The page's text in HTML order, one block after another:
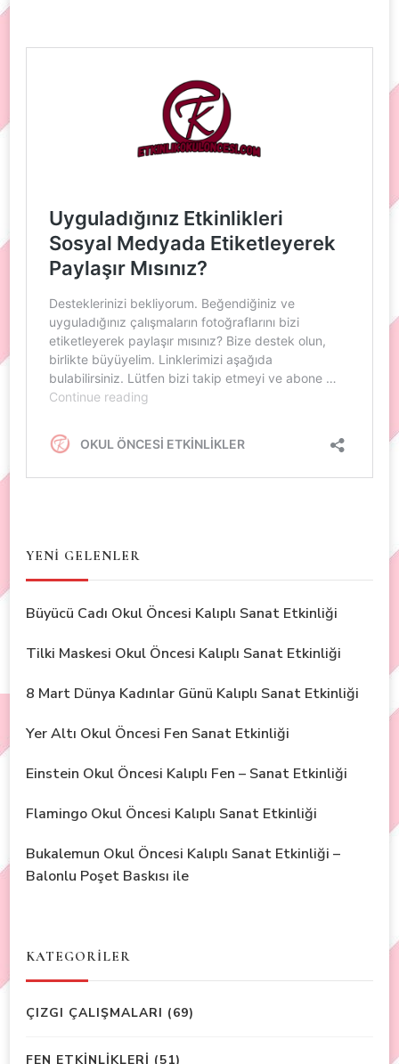
YENİ GELENLER
Büyücü Cadı Okul Öncesi Kalıplı Sanat Etkinliği
Tilki Maskesi Okul Öncesi Kalıplı Sanat Etkinliği
8 Mart Dünya Kadınlar Günü Kalıplı Sanat Etkinliği
Yer Altı Okul Öncesi Fen Sanat Etkinliği
Einstein Okul Öncesi Kalıplı Fen – Sanat Etkinliği
Flamingo Okul Öncesi Kalıplı Sanat Etkinliği
Bukalemun Okul Öncesi Kalıplı Sanat Etkinliği –
Balonlu Poşet Baskısı ile
KATEGORİLER
ÇIZGI ÇALIŞMALARI (69)
FEN ETKİNLİKLERİ (51)